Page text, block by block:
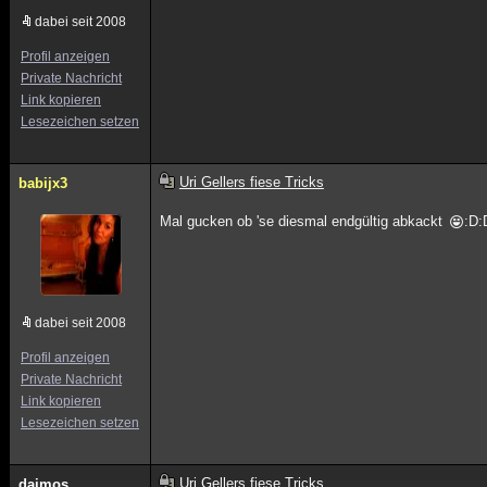
dabei seit 2008
Profil anzeigen
Private Nachricht
Link kopieren
Lesezeichen setzen
babijx3
dabei seit 2008
Profil anzeigen
Private Nachricht
Link kopieren
Lesezeichen setzen
Uri Gellers fiese Tricks
Mal gucken ob 'se diesmal endgültig abkackt
Uri Gellers fiese Tricks